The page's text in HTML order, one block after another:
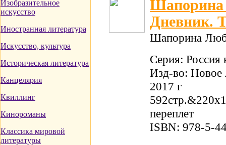
Изобразительное
искусство
Иностранная литература
Искусство, культура
Историческая литература
Канцелярия
Квиллинг
Кинороманы
Классика мировой
литературы
Шапорина
Дневник.
Шапорина
Серия: Россия
Изд-во: Новое
2017 г
переплет
ISBN: 978-5-